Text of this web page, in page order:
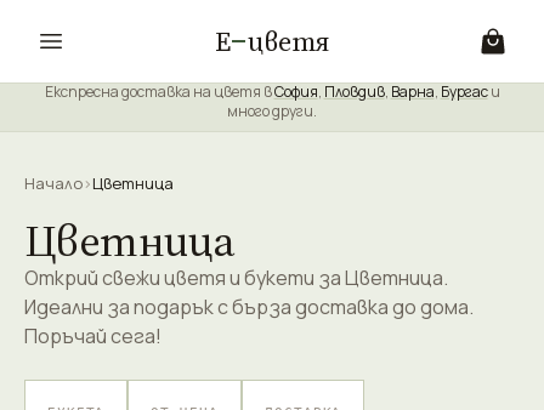
Е цветя
Експресна доставка на цветя вСофия, Пловдив, Варна, Бургаси
много други.
Начало›Цветница
Цветница
Открий свежи цветя и букети за Цветница.
Идеални за подарък с бърза доставка до дома.
Поръчай сега!